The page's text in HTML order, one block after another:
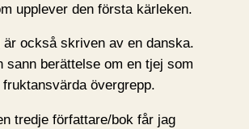
upplever den första kärleken.
är också skriven av en danska.
sann berättelse om en tjej som
övergrepp.
tredje författare/bok får jag